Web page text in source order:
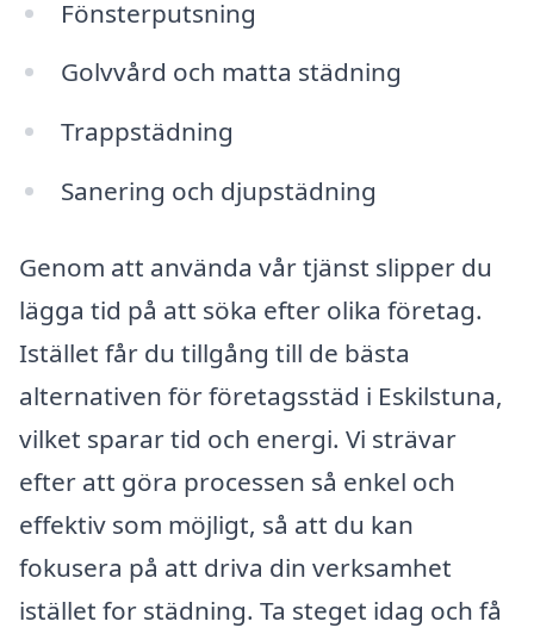
Fönsterputsning
Golvvård och matta städning
Trappstädning
Sanering och djupstädning
Genom att använda vår tjänst slipper du
lägga tid på att söka efter olika företag.
Istället får du tillgång till de bästa
alternativen för företagsstäd i Eskilstuna,
vilket sparar tid och energi. Vi strävar
efter att göra processen så enkel och
effektiv som möjligt, så att du kan
fokusera på att driva din verksamhet
istället for städning. Ta steget idag och få